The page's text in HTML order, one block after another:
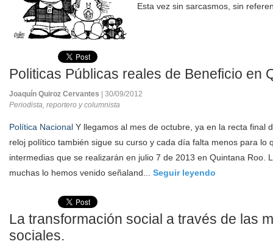
Esta vez sin sarcasmos, sin
Politicas Públicas reales de Beneficio en
Joaquín Quiroz Cervantes
| 30/09/2012
Periodista, reportero y columnista
Política Nacional Y llegamos al mes de octubre, ya en la recta final
reloj político también sigue su curso y cada día falta menos para lo
intermedias que se realizarán en julio 7 de 2013 en Quintana Roo.
muchas lo hemos venido señaland... Seguir leyendo
La transformación social a través de las
sociales.